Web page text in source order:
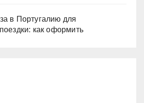
в Португалию для
как оформить